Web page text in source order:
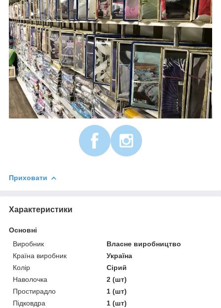
Приховати
Характеристики
Основні
Виробник
Власне виробництво
Країна виробник
Україна
Колір
Сірий
Наволочка
2 (шт)
Простирадло
1 (шт)
Підковдра
1 (шт)